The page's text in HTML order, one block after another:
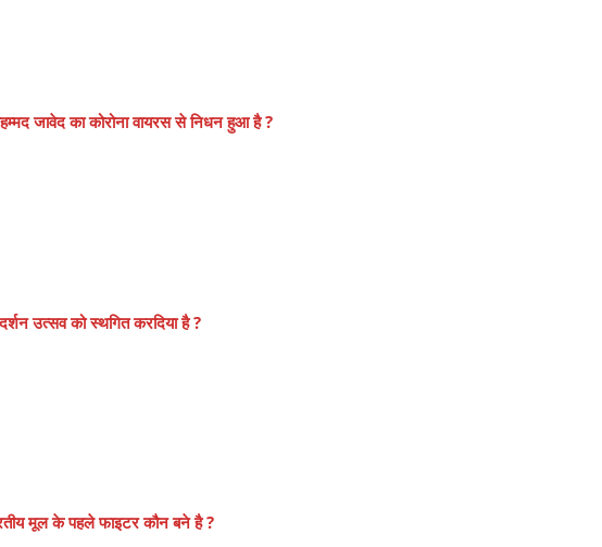
जावेद का कोरोना वायरस से निधन हुआ है ?
उत्सव को स्थगित करदिया है ?
मूल के पहले फाइटर कौन बने है ?